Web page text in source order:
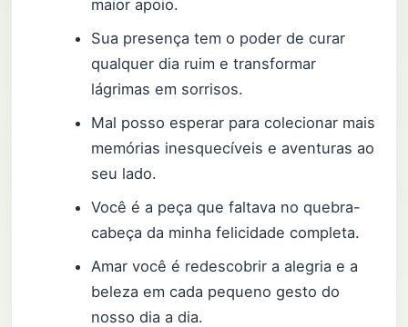
maior apoio.
Sua presença tem o poder de curar
qualquer dia ruim e transformar
lágrimas em sorrisos.
Mal posso esperar para colecionar mais
memórias inesquecíveis e aventuras ao
seu lado.
Você é a peça que faltava no quebra-
cabeça da minha felicidade completa.
Amar você é redescobrir a alegria e a
beleza em cada pequeno gesto do
nosso dia a dia.